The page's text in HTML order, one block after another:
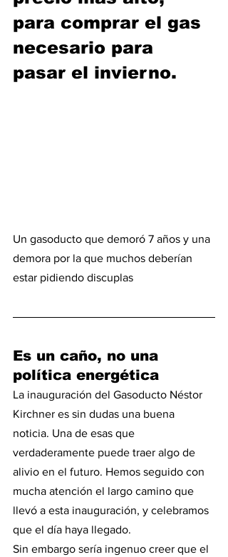
para comprar el gas
necesario para
pasar el invierno.
Un gasoducto que demoró 7 años y una
demora por la que muchos deberían
estar pidiendo discuplas
Es un caño, no una
política energética
La inauguración del Gasoducto Néstor
Kirchner es sin dudas una buena
noticia. Una de esas que
verdaderamente puede traer algo de
alivio en el futuro. Hemos seguido con
mucha atención el largo camino que
llevó a esta inauguración, y celebramos
que el día haya llegado.
Sin embargo sería ingenuo creer que el